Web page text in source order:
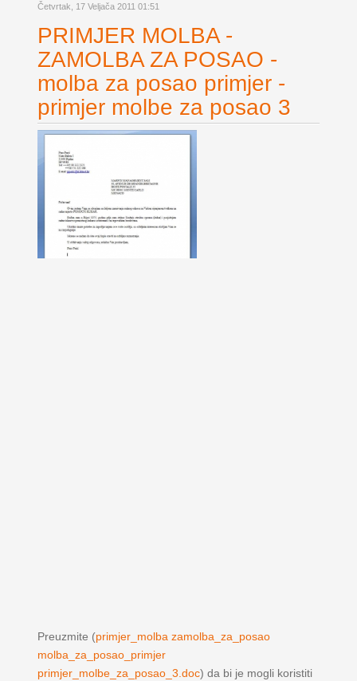
Četvrtak, 17 Veljača 2011 01:51
PRIMJER MOLBA -
ZAMOLBA ZA POSAO -
molba za posao primjer -
primjer molbe za posao 3
Preuzmite (primjer_molba zamolba_za_posao
molba_za_posao_primjer
primjer_molbe_za_posao_3.doc) da bi je mogli koristiti